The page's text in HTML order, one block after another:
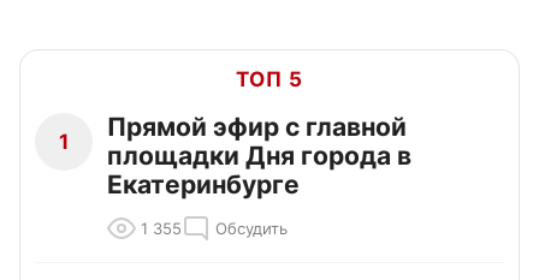
ТОП 5
1
Прямой эфир с главной
площадки Дня города в
Екатеринбурге
1 355 Обсудить